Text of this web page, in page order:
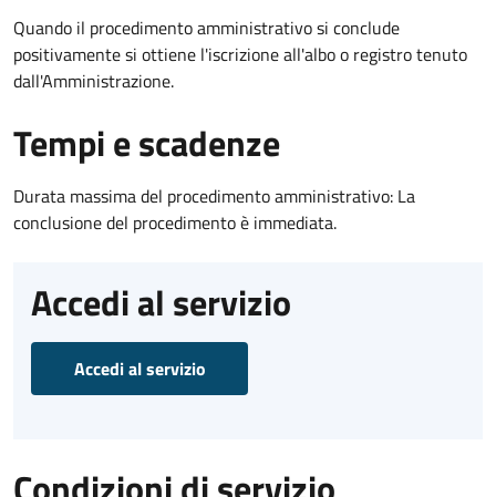
Quando il procedimento amministrativo si conclude
positivamente si ottiene l'iscrizione all'albo o registro tenuto
dall'Amministrazione.
Tempi e scadenze
Durata massima del procedimento amministrativo: La
conclusione del procedimento è immediata.
Accedi al servizio
Accedi al servizio